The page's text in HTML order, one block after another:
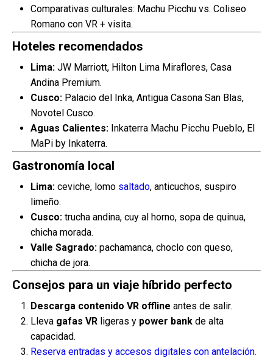
Comparativas culturales: Machu Picchu vs. Coliseo
Romano con VR + visita.
Hoteles recomendados
Lima: JW Marriott, Hilton Lima Miraflores, Casa
Andina Premium.
Cusco: Palacio del Inka, Antigua Casona San Blas,
Novotel Cusco.
Aguas Calientes: Inkaterra Machu Picchu Pueblo, El
MaPi by Inkaterra.
Gastronomía local
Lima: ceviche, lomo saltado, anticuchos, suspiro
limeño.
Cusco: trucha andina, cuy al horno, sopa de quinua,
chicha morada.
Valle Sagrado: pachamanca, choclo con queso,
chicha de jora.
Consejos para un viaje híbrido perfecto
Descarga contenido VR offline antes de salir.
Lleva gafas VR ligeras y power bank de alta
capacidad.
Reserva entradas y accesos digitales con antelación.